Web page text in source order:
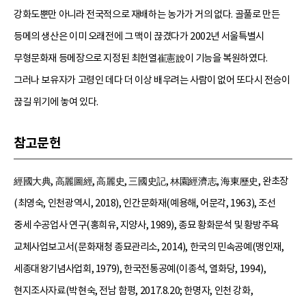
강화도뿐만 아니라 전국적으로 재배하는 농가가 거의 없다. 골풀로 만든
등메의 생산은 이미 오래전에 그 맥이 끊겼다가 2002년 서울특별시
무형문화재 등메장으로 지정된 최헌열崔憲說이 기능을 복원하였다.
그러나 보유자가 고령인 데다 더 이상 배우려는 사람이 없어 또다시 전승이
끊길 위기에 놓여 있다.
참고문헌
經國大典, 高麗圖經, 高麗史, 三國史記, 林園經濟志, 海東歷史, 완초장
(최영숙, 인천광역시, 2018), 인간문화재(예용해, 어문각, 1963), 조선
중세 수공업사 연구(홍희유, 지양사, 1989), 종묘 황화문석 및 황방주욕
교체사업보고서(문화재청 종묘관리소, 2014), 한국의 민속공예(맹인재,
세종대왕기념사업회, 1979), 한국전통공예(이종석, 열화당, 1994),
현지조사자료(박현숙, 전남 함평, 2017.8.20; 한명자, 인천 강화,